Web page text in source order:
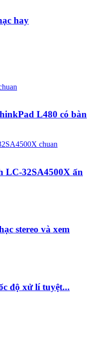
hay
L480 có bàn
LC-32SA4500X ấn
stereo và xem
độ xử lí tuyệt...